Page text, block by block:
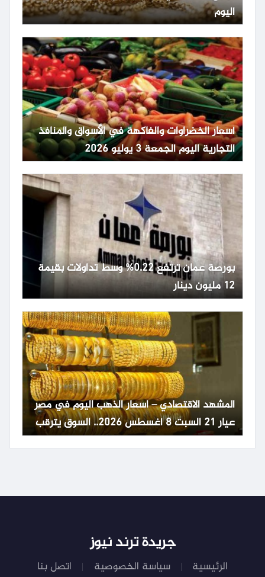
اليوم
أسعار الخضراوات والفاكهة في الأسواق والمنافذ
التجارية اليوم الجمعة 3 يوليو 2026
بورصة عمان ترتفع 0.22% وسط تداولات بقيمة
12 مليون دينار
المشهد الاقتصادي – اسعار الذهب اليوم في مصر
عيار 21 السبت 8 أغسطس 2026.. السوق يترقب
تطورات عالمية
جريدة ترند نيوز
الرئيسية سياسة الخصوصية اتصل بنا